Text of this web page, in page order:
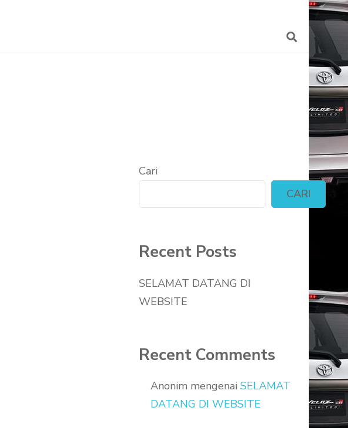
Cari
CARI
Recent Posts
SELAMAT DATANG DI
WEBSITE
Recent Comments
Anonim mengenai SELAMAT
DATANG DI WEBSITE